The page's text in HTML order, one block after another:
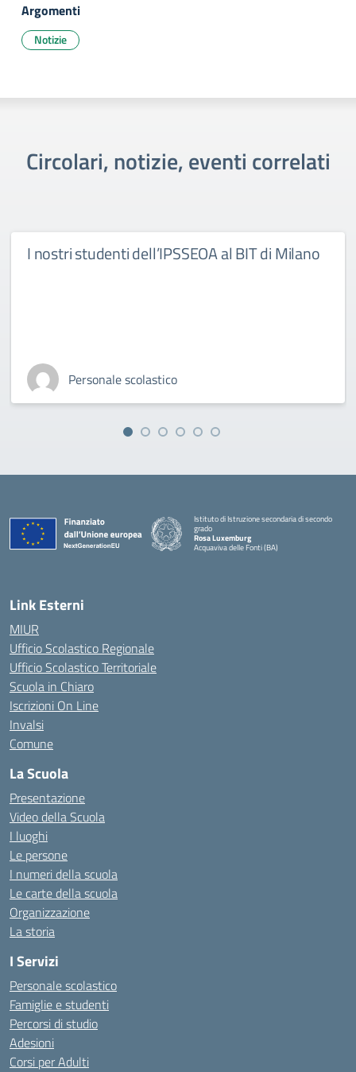
Argomenti
Notizie
Circolari, notizie, eventi correlati
I nostri studenti dell’IPSSEOA al BIT di Milano
Personale scolastico
Istituto di Istruzione secondaria di secondo
grado
Rosa Luxemburg
Acquaviva delle Fonti (BA)
Link Esterni
MIUR
Ufficio Scolastico Regionale
Ufficio Scolastico Territoriale
Scuola in Chiaro
Iscrizioni On Line
Invalsi
Comune
La Scuola
Presentazione
Video della Scuola
I luoghi
Le persone
I numeri della scuola
Le carte della scuola
Organizzazione
La storia
I Servizi
Personale scolastico
Famiglie e studenti
Percorsi di studio
Adesioni
Corsi per Adulti